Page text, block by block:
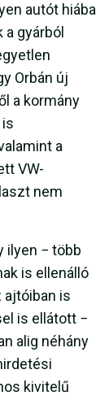
autót hiába
gyárból
Orbán új
a kormány
a
VW-
nem
ilyen − több
is ellenálló
ajtóiban is
is ellátott −
alig néhány
kivitelű